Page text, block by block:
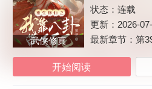
武侠修真
状态：连载
更新： 2026-
最新章节：第
开始阅读